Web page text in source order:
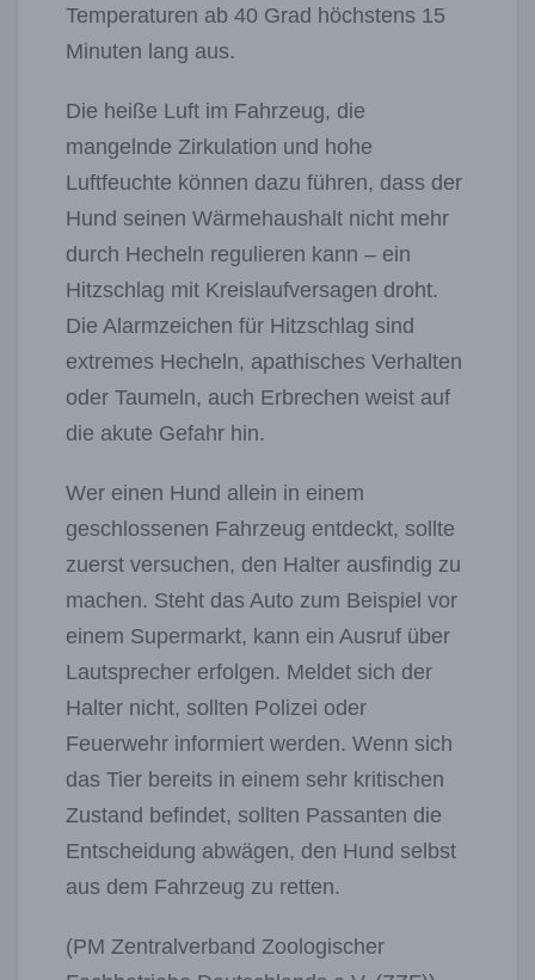
Temperaturen ab 40 Grad höchstens 15
Minuten lang aus.
Die heiße Luft im Fahrzeug, die
mangelnde Zirkulation und hohe
Luftfeuchte können dazu führen, dass der
Hund seinen Wärmehaushalt nicht mehr
durch Hecheln regulieren kann – ein
Hitzschlag mit Kreislaufversagen droht.
Die Alarmzeichen für Hitzschlag sind
extremes Hecheln, apathisches Verhalten
oder Taumeln, auch Erbrechen weist auf
die akute Gefahr hin.
Wer einen Hund allein in einem
geschlossenen Fahrzeug entdeckt, sollte
zuerst versuchen, den Halter ausfindig zu
machen. Steht das Auto zum Beispiel vor
einem Supermarkt, kann ein Ausruf über
Lautsprecher erfolgen. Meldet sich der
Halter nicht, sollten Polizei oder
Feuerwehr informiert werden. Wenn sich
das Tier bereits in einem sehr kritischen
Zustand befindet, sollten Passanten die
Entscheidung abwägen, den Hund selbst
aus dem Fahrzeug zu retten.
(PM Zentralverband Zoologischer